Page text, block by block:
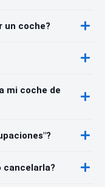
un coche?
mi coche de
cancelarla?